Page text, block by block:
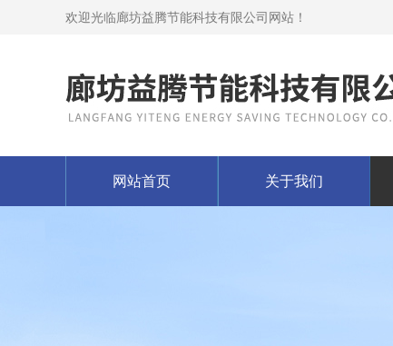
欢迎光临廊坊益腾节能科技有限公司网站！
网站首页 关于我们